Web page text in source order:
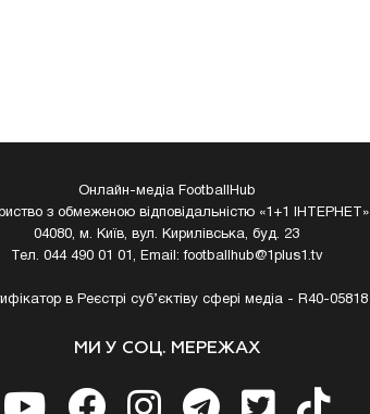
Онлайн-медіа FootballHub
з обмеженою відповідальністю «1+1 ІНТЕРНЕТ»
04080, м. Київ, вул. Кирилівська, буд. 23
Тел. 044 490 01 01, Email:footballhub@1plus1.tv
в Реєстрі суб’єктіву сфері медіа - R40-05818
МИ У СОЦ. МЕРЕЖАХ